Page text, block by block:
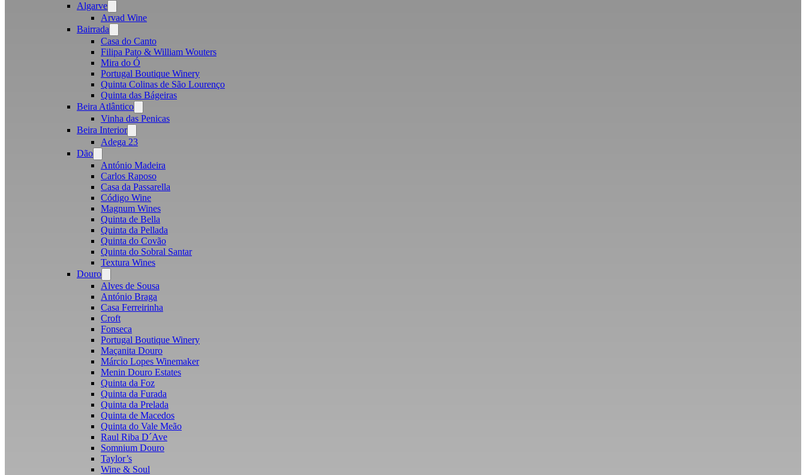
Algarve
menu
Arvad Wine
Bairrada
menu
Casa do Canto
Filipa Pato & William Wouters
Mira do Ó
Portugal Boutique Winery
Quinta Colinas de São Lourenço
Quinta das Bágeiras
Beira Atlântico
menu
Vinha das Penicas
Beira Interior
menu
Adega 23
Dão
menu
António Madeira
Carlos Raposo
Casa da Passarella
Código Wine
Magnum Wines
Quinta de Bella
Quinta da Pellada
Quinta do Covão
Quinta do Sobral Santar
Textura Wines
Douro
menu
Alves de Sousa
António Braga
Casa Ferreirinha
Croft
Fonseca
Portugal Boutique Winery
Maçanita Douro
Márcio Lopes Winemaker
Menin Douro Estates
Quinta da Foz
Quinta da Furada
Quinta da Prelada
Quinta de Macedos
Quinta do Vale Meão
Raul Riba D´Ave
Somnium Douro
Taylor’s
Wine & Soul